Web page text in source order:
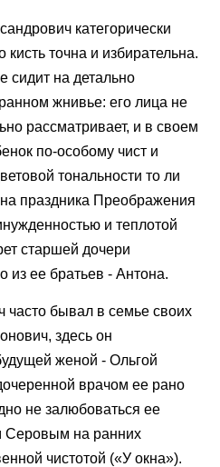
категорически
кисть точна и избирательна.
сидит на детально
жнивье: его лица не
рассматривает, и в своем
по-особому чист и
тональности то ли
праздника Преображения
и теплотой
старшей дочери
из ее братьев - Антона.
часто бывал в семье своих
здесь он
женой - Ольгой
врачом ее рано
не залюбоваться ее
Серовым на ранних
чистотой («У окна»).